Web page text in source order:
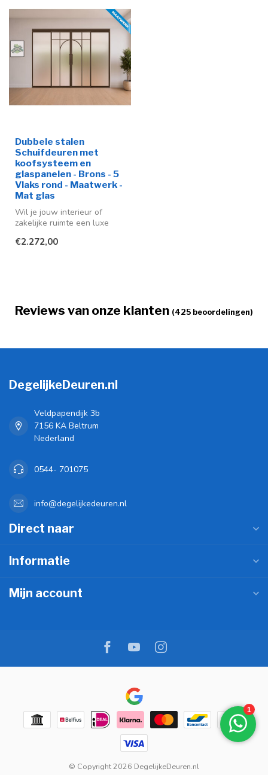
Dubbele stalen
Schuifdeuren met
koofsysteem en
glaspanelen - Brons - 5
Vlaks rond - Maatwerk -
Mat glas
Wil je jouw interieur of
zakelijke ruimte een luxe
bieden d...
€2.272,00
Reviews van onze klanten (425 beoordelingen)
DegelijkeDeuren.nl
Veldpapendijk 3b
7156 KA Beltrum
Nederland
0544- 701075
info@degelijkedeuren.nl
Direct naar
Informatie
Mijn account
© Copyright 2026 DegelijkeDeuren.nl